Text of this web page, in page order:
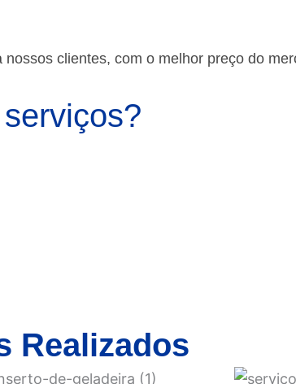
clientes, com o melhor preço do
Realizados